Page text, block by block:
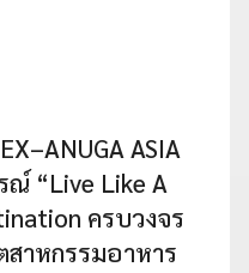
ASIA
“Live Like A
ครบวงจร
าหกรรมอาหาร